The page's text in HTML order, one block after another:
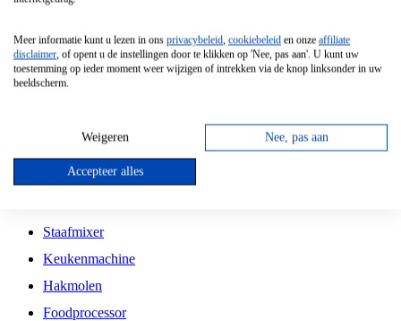
Vrijstaande Magnetron
Vrijstaande Kookplaat
Inbouw Gaskookplaat
Inbouw Keramische Kookplaat
Kookplaat Accessoires
Staafmixer
Keukenmachine
Hakmolen
Foodprocessor
Meer informatie kunt u lezen in ons privacybeleid, cookiebeleid en onze affiliate
disclaimer, of opent u de instellingen door te klikken op 'Nee, pas aan'. U kunt uw
toestemming op ieder moment weer wijzigen of intrekken via de knop linksonder in uw
beeldscherm.
Weigeren Nee, pas aan
Accepteer alles